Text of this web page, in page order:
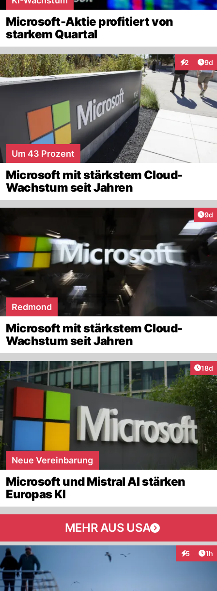
Microsoft-Aktie profitiert von
starkem Quartal
2 9d
Um 43 Prozent
Microsoft mit stärkstem Cloud-
Wachstum seit Jahren
9d
Redmond
Microsoft mit stärkstem Cloud-
Wachstum seit Jahren
18d
Neue Vereinbarung
Microsoft und Mistral AI stärken
Europas KI
MEHR AUS USA
5 1h